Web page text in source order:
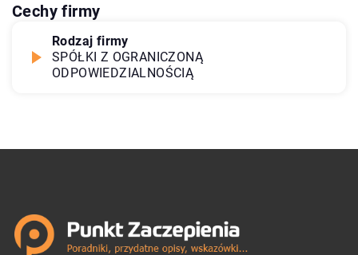
Cechy firmy
Rodzaj firmy
SPÓŁKI Z OGRANICZONĄ
ODPOWIEDZIALNOŚCIĄ